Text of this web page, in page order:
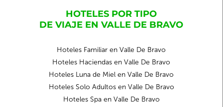
HOTELES POR TIPO
DE VIAJE EN VALLE DE BRAVO
Hoteles Familiar en Valle De Bravo
Hoteles Haciendas en Valle De Bravo
Hoteles Luna de Miel en Valle De Bravo
Hoteles Solo Adultos en Valle De Bravo
Hoteles Spa en Valle De Bravo